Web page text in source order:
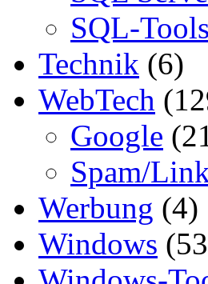
SQL-Tools
Technik (6)
WebTech
Google
Spam/
Werbung (4)
Windows